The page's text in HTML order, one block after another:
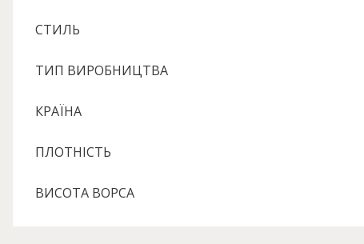
СТИЛЬ
ТИП ВИРОБНИЦТВА
КРАЇНА
ПЛОТНІСТЬ
ВИСОТА ВОРСА